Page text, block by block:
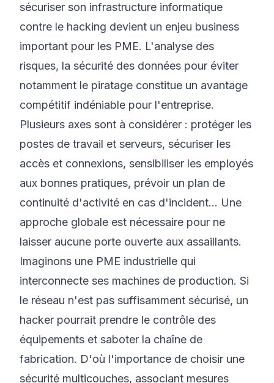
sécuriser son infrastructure informatique
contre le hacking devient un enjeu business
important pour les PME. L'analyse des
risques, la sécurité des données pour éviter
notamment le piratage constitue un avantage
compétitif indéniable pour l'entreprise.
Plusieurs axes sont à considérer : protéger les
postes de travail et serveurs, sécuriser les
accès et connexions, sensibiliser les employés
aux bonnes pratiques, prévoir un plan de
continuité d'activité en cas d'incident... Une
approche globale est nécessaire pour ne
laisser aucune porte ouverte aux assaillants.
Imaginons une PME industrielle qui
interconnecte ses machines de production. Si
le réseau n'est pas suffisamment sécurisé, un
hacker pourrait prendre le contrôle des
équipements et saboter la chaîne de
fabrication. D'où l'importance de choisir une
sécurité multicouches, associant mesures